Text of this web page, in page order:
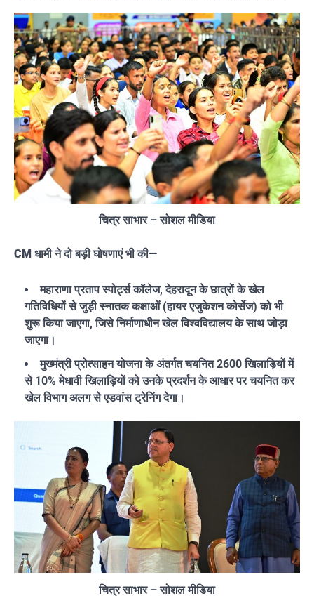
चित्र साभार – सोशल मीडिया
CM धामी ने दो बड़ी घोषणाएं भी की—
महाराणा प्रताप स्पोर्ट्स कॉलेज, देहरादून के छात्रों के खेल
गतिविधियों से जुड़ी स्नातक कक्षाओं (हायर एजुकेशन कोर्सेज) को भी
शुरू किया जाएगा, जिसे निर्माणाधीन खेल विश्वविद्यालय के साथ जोड़ा
जाएगा।
मुख्मंत्री प्रोत्साहन योजना के अंतर्गत चयनित 2600 खिलाड़ियों में
से 10% मेधावी खिलाड़ियों को उनके प्रदर्शन के आधार पर चयनित कर
खेल विभाग अलग से एडवांस ट्रेनिंग देगा।
चित्र साभार – सोशल मीडिया